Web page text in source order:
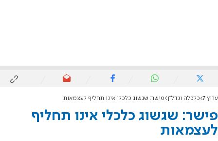
ערוץ 7 כלכלה ונדל"ן פישר: שגשוג כלכלי אינו תחליף לעצמאות
פישר: שגשוג כלכלי אינו תחליף
לעצמאות